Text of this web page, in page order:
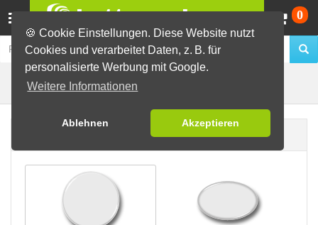
🍪 Cookie Einstellungen. Diese Website nutzt
Cookies und verarbeitet Daten, z. B. für
personalisierte Werbung mit Google.
Weitere Informationen
Ablehnen Akzeptieren
0
Buttons erstellen Preisschleifen